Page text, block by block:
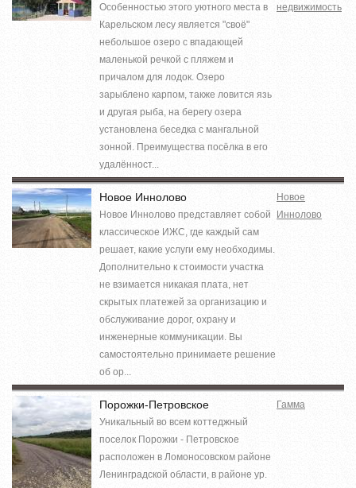
Особенностью этого уютного места в
Карельском лесу является "своё"
небольшое озеро с впадающей
маленькой речкой с пляжем и
причалом для лодок. Озеро
зарыблено карпом, также ловится язь
и другая рыба, на берегу озера
установлена беседка с мангальной
зонной. Преимущества посёлка в его
удалённост...
недвижимость
Новое Иннолово
Новое Иннолово представляет собой
классическое ИЖС, где каждый сам
решает, какие услуги ему необходимы.
Дополнительно к стоимости участка
не взимается никакая плата, нет
скрытых платежей за организацию и
обслуживание дорог, охрану и
инженерные коммуникации. Вы
самостоятельно принимаете решение
об ор...
Новое
Иннолово
Порожки-Петровское
Уникальный во всем коттеджный
поселок Порожки - Петровское
расположен в Ломоносовском районе
Ленинградской области, в районе ур.
Гамма